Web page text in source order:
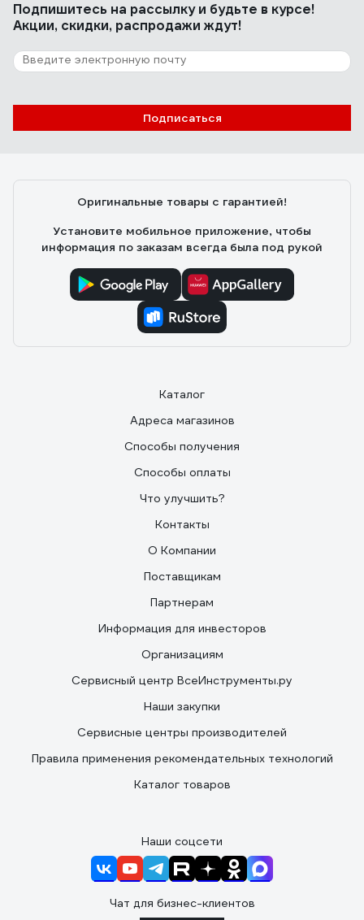
Подпишитесь на рассылкуи будьте в курсе!
Акции, скидки, распродажи ждут!
Подписаться
Оригинальные товары с гарантией!
Установите мобильное приложение, чтобы
информация по заказам всегда была под рукой
Каталог
Адреса магазинов
Способы получения
Способы оплаты
Что улучшить?
Контакты
О Компании
Поставщикам
Партнерам
Информация для инвесторов
Организациям
Сервисный центр ВсеИнструменты.ру
Наши закупки
Сервисные центры производителей
Правила применения рекомендательных технологий
Каталог товаров
Наши соцсети
Чат для бизнес-клиентов